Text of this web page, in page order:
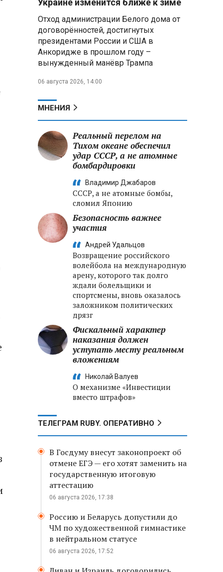
Президент Алжира готовится
к визиту в Беларусь — МИД
Алжира
300 жителей Курской области,
неизвестной
Второй энергоблок БелАЭС
вновь вышел на номинальную
мощность после диагностики
оборудования
Украине изменится ближе к зиме
Отход администрации Белого дома от
договорённостей, достигнутых
президентами России и США в
Анкоридже в прошлом году –
вынужденный манёвр Трампа
06 августа 2026, 14:00
МНЕНИЯ
Реальный перелом на
Тихом океане обеспечил
удар СССР, а не атомные
бомбардировки
Владимир Джабаров
СССР, а не атомные бомбы,
сломил Японию
Безопасность важнее
участия
Андрей Удальцов
Возвращение российского
волейбола на международную
арену, которого так долго
ждали болельщики и
спортсмены, вновь оказалось
заложником политических
дрязг
Фискальный характер
наказания должен
уступать месту реальным
вложениям
Николай Валуев
О механизме «Инвестиции
вместо штрафов»
ТЕЛЕГРАМ RUBY. ОПЕРАТИВНО
В Госдуму внесут законопроект об
отмене ЕГЭ — его хотят заменить на
государственную итоговую
аттестацию
06 августа 2026, 17:38
Россию и Беларусь допустили до
ЧМ по художественной гимнастике
в нейтральном статусе
06 августа 2026, 17:52